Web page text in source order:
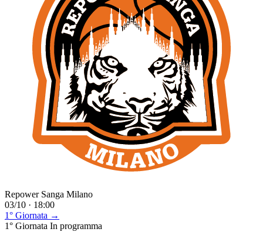
Repower Sanga Milano
03/10 · 18:00
1° Giornata →
1° Giornata In programma